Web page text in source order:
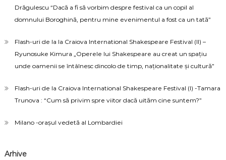
Drăgulescu “Dacă a fi să vorbim despre festival ca un copil al
domnului Boroghină, pentru mine evenimentul a fost ca un tată”
Flash-uri de la la Craiova International Shakespeare Festival (II) –
Ryunosuke Kimura „Operele lui Shakespeare au creat un spațiu
unde oamenii se întâlnesc dincolo de timp, naționalitate și cultură”
Flash-uri de la Craiova International Shakespeare Festival (I) -Tamara
Trunova : “Cum să privim spre viitor dacă uităm cine suntem?”
Milano -orașul vedetă al Lombardiei
Arhive